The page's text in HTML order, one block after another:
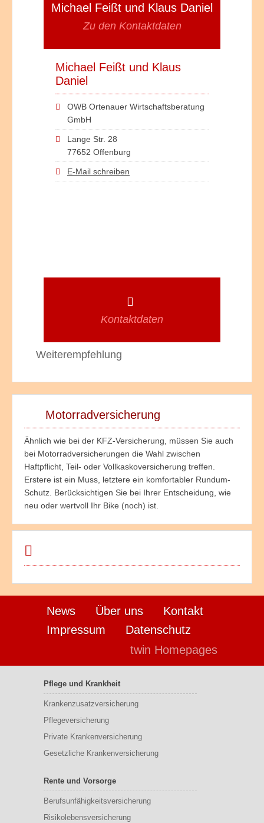
Michael Feißt und Klaus Daniel
Zu den Kontaktdaten
Michael Feißt und Klaus
Daniel
OWB Ortenauer Wirtschaftsberatung
GmbH
Lange Str. 28
77652 Offenburg
E-Mail schreiben
Kontaktdaten
Weiterempfehlung
Motorradversicherung
Ähnlich wie bei der KFZ-Versicherung, müssen Sie auch
bei Motorradversicherungen die Wahl zwischen
Haftpflicht, Teil- oder Vollkaskoversicherung treffen.
Erstere ist ein Muss, letztere ein komfortabler Rundum-
Schutz. Berücksichtigen Sie bei Ihrer Entscheidung, wie
neu oder wertvoll Ihr Bike (noch) ist.
News Über uns
Kontakt
Impressum
Datenschutz
twin Homepages
Pflege und Krankheit
Krankenzusatzversicherung
Pflegeversicherung
Private Krankenversicherung
Gesetzliche Krankenversicherung
Rente und Vorsorge
Berufs­unfähigkeitsversicherung
Risikolebensversicherung